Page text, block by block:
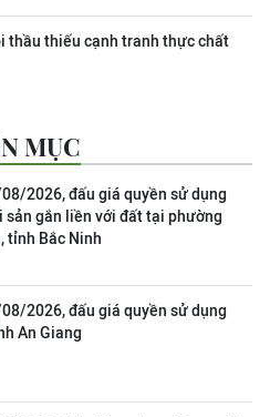
thầu thiếu cạnh tranh thực chất
MỤC
2026, đấu giá quyền sử dụng
sản gắn liền với đất tại phường
tỉnh Bắc Ninh
2026, đấu giá quyền sử dụng
An Giang